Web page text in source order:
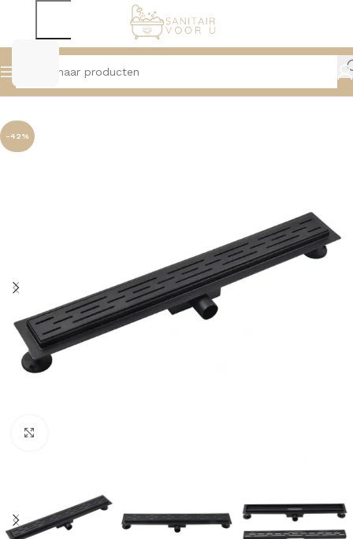
Home Douche Douchegoten
-42%